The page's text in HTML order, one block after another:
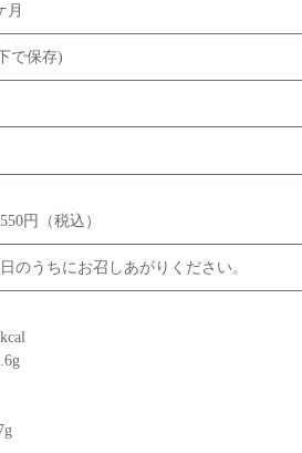
月
で保存)
円（税込）
のうちにお召しあがりください。